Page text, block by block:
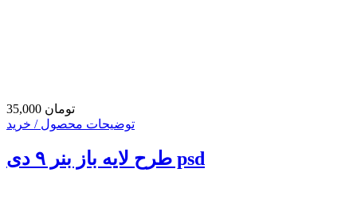
35,000 تومان
توضیحات محصول / خرید
طرح لایه باز بنر ۹ دی psd